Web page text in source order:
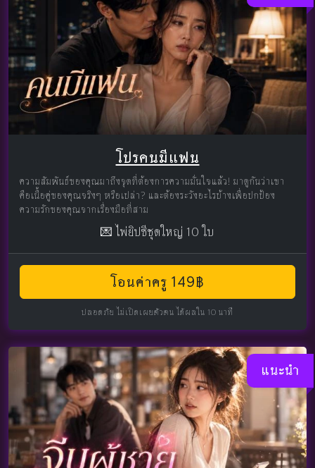
โปรคนมีแฟน
ความสัมพันธ์ของคุณมาถึงจุดที่ต้องการความมั่นใจแล้ว! มาดูกันว่าเขา
คือเนื้อคู่ของคุณจริงๆ หรือเปล่า? และต้องระวังอะไรบ้างเพื่อปกป้อง
ความรักของคุณจากเรื่องมือที่สาม
💌 ไพ่ยิปซีชุดใหญ่ 10 ใบ
โอนค่าครู 149฿
ปลอดภัย ไม่เปิดเผยตัวตน ได้ผลใน 10 นาที
แนะนำ